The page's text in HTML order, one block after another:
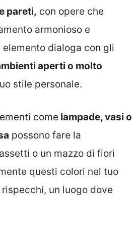
pareti, con opere che
armonioso e
dialoga con gli
aperti o molto
stile personale.
come lampade, vasi o
possono fare la
o un mazzo di fiori
questi colori nel tuo
un luogo dove